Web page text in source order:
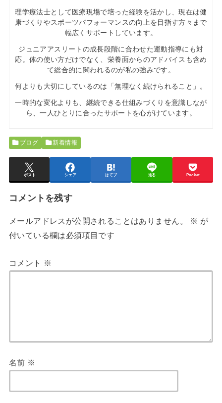
理学療法士として医療現場で培った経験を活かし、現在は健
康づくりやスポーツパフォーマンスの向上を目指す方々まで
幅広くサポートしています。
ジュニアアスリートの成長段階に合わせた運動指導にも対
応。体の使い方だけでなく、栄養面からのアドバイスも含め
て総合的に関われるのが私の強みです。
何よりも大切にしているのは「無理なく続けられること」。
一時的な変化よりも、継続できる仕組みづくりを意識しなが
ら、一人ひとりに合ったサポートを心がけています。
ブログ 新着情報
ポスト シェア はてブ 送る Pocket
コメントを残す
メールアドレスが公開されることはありません。 ※ が
付いている欄は必須項目です
コメント ※
名前 ※